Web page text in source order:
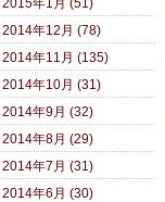
2015年1月 (51)
2014年12月 (78)
2014年11月 (135)
2014年10月 (31)
2014年9月 (32)
2014年8月 (29)
2014年7月 (31)
2014年6月 (30)